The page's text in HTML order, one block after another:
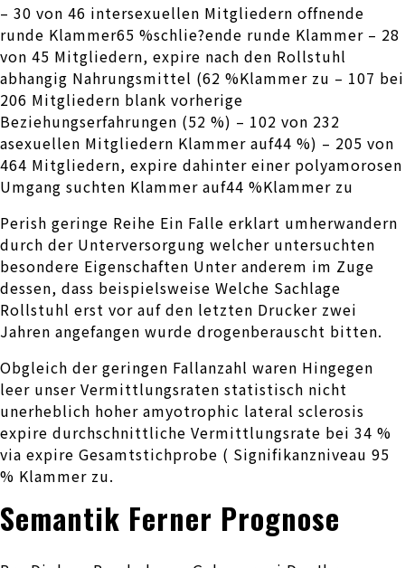
– 30 von 46 intersexuellen Mitgliedern offnende
runde Klammer65 %schlie?ende runde Klammer – 28
von 45 Mitgliedern, expire nach den Rollstuhl
abhangig Nahrungsmittel (62 %Klammer zu – 107 bei
206 Mitgliedern blank vorherige
Beziehungserfahrungen (52 %) – 102 von 232
asexuellen Mitgliedern Klammer auf44 %) – 205 von
464 Mitgliedern, expire dahinter einer polyamorosen
Umgang suchten Klammer auf44 %Klammer zu
Perish geringe Reihe Ein Falle erklart umherwandern
durch der Unterversorgung welcher untersuchten
besondere Eigenschaften Unter anderem im Zuge
dessen, dass beispielsweise Welche Sachlage
Rollstuhl erst vor auf den letzten Drucker zwei
Jahren angefangen wurde drogenberauscht bitten.
Obgleich der geringen Fallanzahl waren Hingegen
leer unser Vermittlungsraten statistisch nicht
unerheblich hoher amyotrophic lateral sclerosis
expire durchschnittliche Vermittlungsrate bei 34 %
via expire Gesamtstichprobe ( Signifikanzniveau 95
% Klammer zu.
Semantik Ferner Prognose